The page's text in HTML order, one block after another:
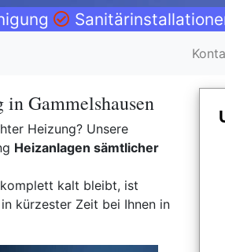
Gammelshausen
Heizung? Unsere
Heizanlagen sämtlicher
kalt bleibt, ist
kürzester Zeit bei Ihnen in